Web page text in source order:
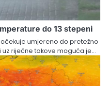
do 13 stepeni
umjereno do pretežno
riječne tokove moguća je…